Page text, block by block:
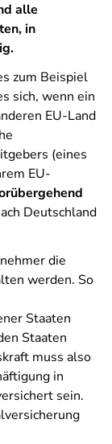
alle
in
zum Beispiel
sich, wenn ein
EU-Land
(eines
EU-
Deutschland
die
werden. So
Staaten
Staaten
muss also
in
sein.